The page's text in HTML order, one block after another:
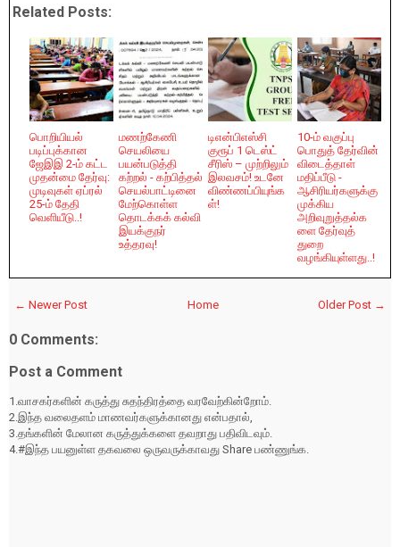
Related Posts:
பொறியியல்
படிப்புக்கான
ஜேஇஇ 2-ம் கட்ட
முதன்மை தேர்வு:
முடிவுகள் ஏப்ரல்
25-ம் தேதி
வெளியீடு..!
மணற்கேணி
செயலியை
பயன்படுத்தி
கற்றல் - கற்பித்தல்
செயல்பாட்டினை
மேற்கொள்ள
தொடக்கக் கல்வி
இயக்குநர்
உத்தரவு!
டிஎன்பிஎஸ்சி
குரூப் 1 டெஸ்ட்
சீரிஸ் – முற்றிலும்
இலவசம்! உடனே
விண்ணப்பியுங்க
ள்!
10-ம் வகுப்பு
பொதுத் தேர்வின்
விடைத்தாள்
மதிப்பீடு -
ஆசிரியர்களுக்கு
முக்கிய
அறிவுறுத்தல்க
ளை தேர்வுத்
துறை
வழங்கியுள்ளது..!
← Newer Post Older Post →
Home
0 Comments:
Post a Comment
1.வாசகர்களின் கருத்து சுதந்திரத்தை வரவேற்கின்றோம்.
2.இந்த வலைதளம் மாணவர்களுக்கானது என்பதால்,
3.தங்களின் மேலான கருத்துக்களை தவறாது பதிவிடவும்.
4.#இந்த பயனுள்ள தகவலை ஒருவருக்காவது Share பண்ணுங்க.